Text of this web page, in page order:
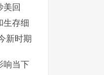
美回
生存细
新时期
响当下